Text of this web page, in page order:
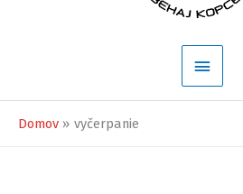
Hlavné
Menu
Domov vyčerpanie